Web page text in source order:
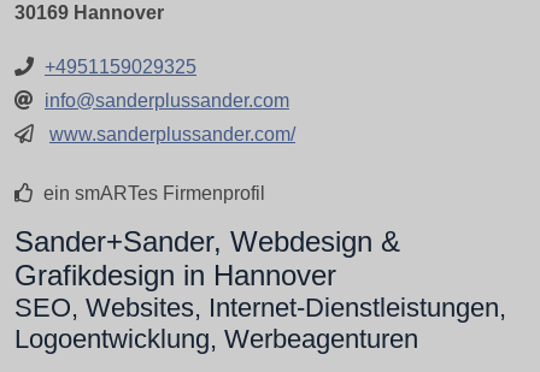
30169 Hannover
+4951159029325
info@sanderplussander.com
www.sanderplussander.com/
ein smARTes Firmenprofil
Sander+Sander, Webdesign &
Grafikdesign in Hannover
SEO, Websites, Internet-Dienstleistungen,
Logoentwicklung, Werbeagenturen